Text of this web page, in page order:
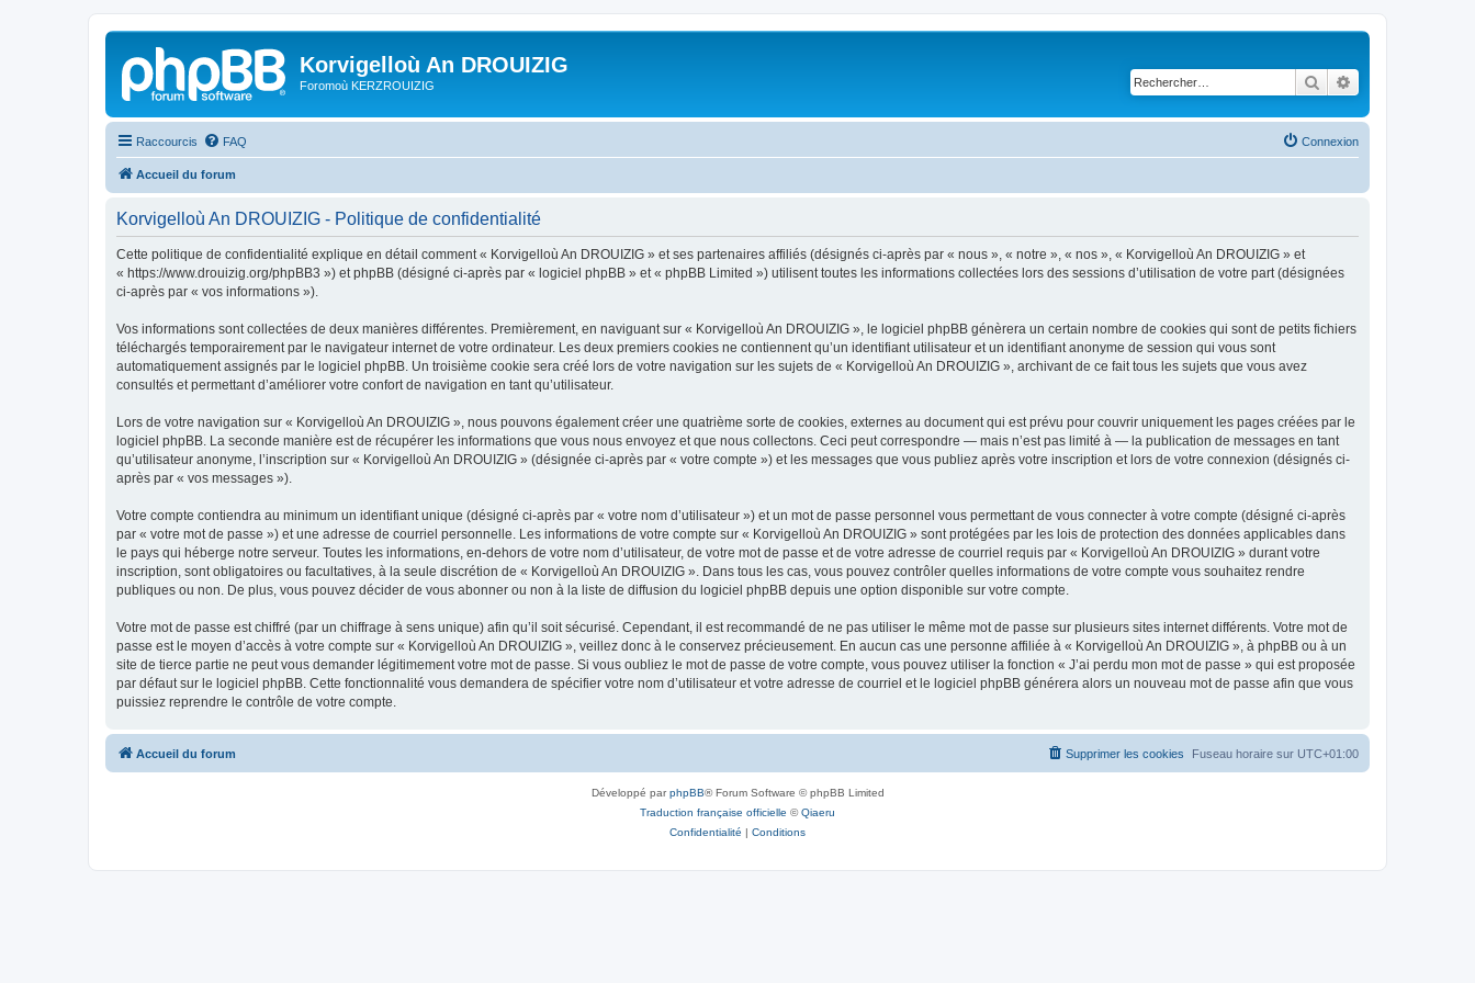
Korvigelloù An DROUIZIG
Foromoù KERZROUIZIG Rechercher
Raccourcis FAQ Connexion
Accueil du forum
Korvigelloù An DROUIZIG - Politique de confidentialité
Cette politique de confidentialité explique en détail comment « Korvigelloù An DROUIZIG » et ses partenaires affiliés (désignés ci-après par « nous », « notre », « nos », « Korvigelloù An DROUIZIG » et
« https://www.drouizig.org/phpBB3 ») et phpBB (désigné ci-après par « logiciel phpBB » et « phpBB Limited ») utilisent toutes les informations collectées lors des sessions d’utilisation de votre part (désignées
ci-après par « vos informations »).
Vos informations sont collectées de deux manières différentes. Premièrement, en naviguant sur « Korvigelloù An DROUIZIG », le logiciel phpBB génèrera un certain nombre de cookies qui sont de petits fichiers
téléchargés temporairement par le navigateur internet de votre ordinateur. Les deux premiers cookies ne contiennent qu’un identifiant utilisateur et un identifiant anonyme de session qui vous sont
automatiquement assignés par le logiciel phpBB. Un troisième cookie sera créé lors de votre navigation sur les sujets de « Korvigelloù An DROUIZIG », archivant de ce fait tous les sujets que vous avez
consultés et permettant d’améliorer votre confort de navigation en tant qu’utilisateur.
Lors de votre navigation sur « Korvigelloù An DROUIZIG », nous pouvons également créer une quatrième sorte de cookies, externes au document qui est prévu pour couvrir uniquement les pages créées par le
logiciel phpBB. La seconde manière est de récupérer les informations que vous nous envoyez et que nous collectons. Ceci peut correspondre — mais n’est pas limité à — la publication de messages en tant
qu’utilisateur anonyme, l’inscription sur « Korvigelloù An DROUIZIG » (désignée ci-après par « votre compte ») et les messages que vous publiez après votre inscription et lors de votre connexion (désignés ci-
après par « vos messages »).
Votre compte contiendra au minimum un identifiant unique (désigné ci-après par « votre nom d’utilisateur ») et un mot de passe personnel vous permettant de vous connecter à votre compte (désigné ci-après
par « votre mot de passe ») et une adresse de courriel personnelle. Les informations de votre compte sur « Korvigelloù An DROUIZIG » sont protégées par les lois de protection des données applicables dans
le pays qui héberge notre serveur. Toutes les informations, en-dehors de votre nom d’utilisateur, de votre mot de passe et de votre adresse de courriel requis par « Korvigelloù An DROUIZIG » durant votre
inscription, sont obligatoires ou facultatives, à la seule discrétion de « Korvigelloù An DROUIZIG ». Dans tous les cas, vous pouvez contrôler quelles informations de votre compte vous souhaitez rendre
publiques ou non. De plus, vous pouvez décider de vous abonner ou non à la liste de diffusion du logiciel phpBB depuis une option disponible sur votre compte.
Votre mot de passe est chiffré (par un chiffrage à sens unique) afin qu’il soit sécurisé. Cependant, il est recommandé de ne pas utiliser le même mot de passe sur plusieurs sites internet différents. Votre mot de
passe est le moyen d’accès à votre compte sur « Korvigelloù An DROUIZIG », veillez donc à le conservez précieusement. En aucun cas une personne affiliée à « Korvigelloù An DROUIZIG », à phpBB ou à un
site de tierce partie ne peut vous demander légitimement votre mot de passe. Si vous oubliez le mot de passe de votre compte, vous pouvez utiliser la fonction « J’ai perdu mon mot de passe » qui est proposée
par défaut sur le logiciel phpBB. Cette fonctionnalité vous demandera de spécifier votre nom d’utilisateur et votre adresse de courriel et le logiciel phpBB générera alors un nouveau mot de passe afin que vous
puissiez reprendre le contrôle de votre compte.
Accueil du forum Fuseau horaire sur UTC+01:00
Supprimer les cookies
Développé parphpBB® Forum Software © phpBB Limited
Traduction française officielle ©Qiaeru
Confidentialité | Conditions